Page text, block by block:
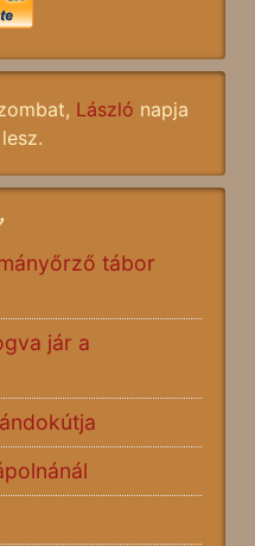
László napja
tábor
jár a